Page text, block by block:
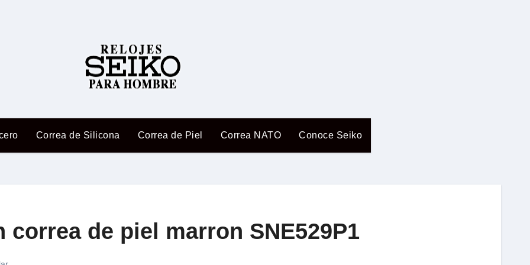
Correa de Silicona Correa de Piel Correa NATO Conoce Seiko
de piel marron SNE529P1